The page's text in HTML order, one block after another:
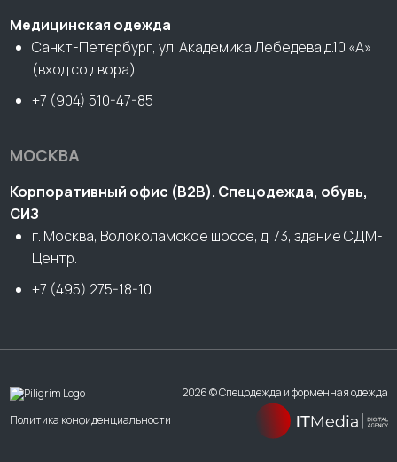
Медицинская одежда
Санкт-Петербург, ул. Академика Лебедева д.10 «А»
(вход со двора)
+7 (904) 510-47-85
МОСКВА
Корпоративный офис (В2В). Спецодежда, обувь,
СИЗ
г. Москва, Волоколамское шоссе, д. 73, здание СДМ-
Центр.
+7 (495) 275-18-10
2026 © Спецодежда и форменная одежда
Политика конфиденциальности